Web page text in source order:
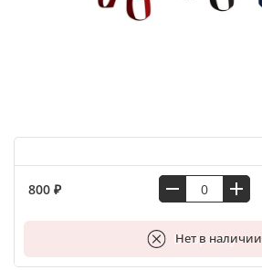
800 ₽
Нет в наличии
В корзину